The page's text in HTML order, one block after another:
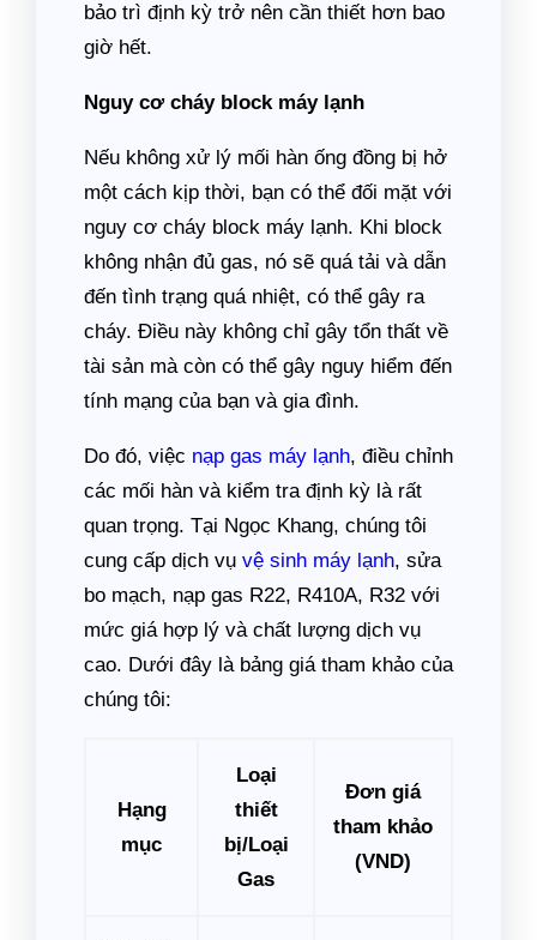
bảo trì định kỳ trở nên cần thiết hơn bao
giờ hết.
Nguy cơ cháy block máy lạnh
Nếu không xử lý mối hàn ống đồng bị hở
một cách kịp thời, bạn có thể đối mặt với
nguy cơ cháy block máy lạnh. Khi block
không nhận đủ gas, nó sẽ quá tải và dẫn
đến tình trạng quá nhiệt, có thể gây ra
cháy. Điều này không chỉ gây tổn thất về
tài sản mà còn có thể gây nguy hiểm đến
tính mạng của bạn và gia đình.
Do đó, việc nạp gas máy lạnh, điều chỉnh
các mối hàn và kiểm tra định kỳ là rất
quan trọng. Tại Ngọc Khang, chúng tôi
cung cấp dịch vụ vệ sinh máy lạnh, sửa
bo mạch, nạp gas R22, R410A, R32 với
mức giá hợp lý và chất lượng dịch vụ
cao. Dưới đây là bảng giá tham khảo của
chúng tôi:
Hạng
mục
Loại
thiết
bị/Loại
Gas
Đơn giá
tham khảo
(VND)